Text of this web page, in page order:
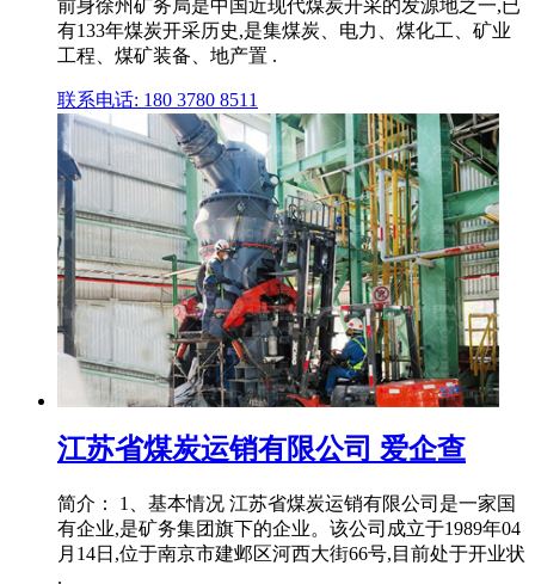
前身徐州矿务局是中国近现代煤炭开采的发源地之一,已
有133年煤炭开采历史,是集煤炭、电力、煤化工、矿业
工程、煤矿装备、地产置 .
联系电话: 180 3780 8511
江苏省煤炭运销有限公司 爱企查
简介： 1、基本情况 江苏省煤炭运销有限公司是一家国
有企业,是矿务集团旗下的企业。该公司成立于1989年04
月14日,位于南京市建邺区河西大街66号,目前处于开业状
.